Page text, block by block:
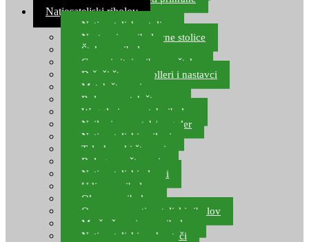
Natjecateljski ribolov
Natjecateljske stolice
Nastavci za ribolovne stolice
Šteke za ribolov
Gume i sitni pribor za šteku
Držači štapova rolleri i nastavci
Match štapovi
Role za match štapove
Waggleri za match ribolov
Najloni za match/waggler
Natjecateljski najloni
Teleskopski štapovi
Bolognese štapovi
Natjecateljski plovci
Udice za ribolov
Olovo za ribolov
Oprema za natjecateljski ribolov
Mreže čuvarice za ribolov
Natjecateljski podmetači